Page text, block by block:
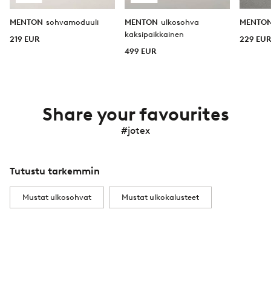
MENTON sohvamoduuli
219 EUR
MENTON ulkosohva
kaksipaikkainen
499 EUR
229 EUR
Share your favourites
#jotex
Tutustu tarkemmin
Mustat ulkosohvat Mustat ulkokalusteet